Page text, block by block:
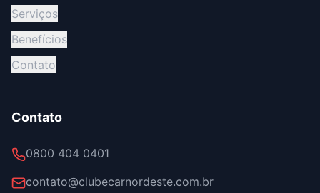
Serviços
Benefícios
Contato
Contato
0800 404 0401
contato@clubecarnordeste.com.br